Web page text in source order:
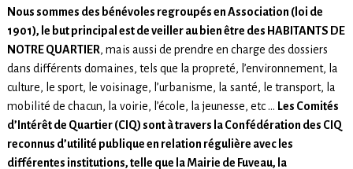
Nous sommes des bénévoles regroupés en Association (loi de
1901), le but principal est de veiller au bien être des HABITANTS DE
NOTRE QUARTIER, mais aussi de prendre en charge des dossiers
dans différents domaines, tels que la propreté, l’environnement, la
culture, le sport, le voisinage, l’urbanisme, la santé, le transport, la
mobilité de chacun, la voirie, l’école, la jeunesse, etc … Les Comités
d’Intérêt de Quartier (CIQ) sont à travers la Confédération des CIQ
reconnus d’utilité publique en relation régulière avec les
différentes institutions, telle que la Mairie de Fuveau, la